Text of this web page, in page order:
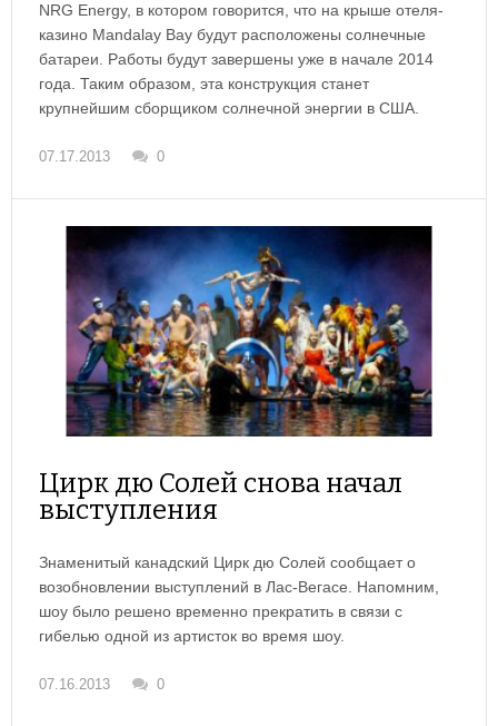
NRG Energy, в котором говорится, что на крыше отеля-
казино Mandalay Bay будут расположены солнечные
батареи. Работы будут завершены уже в начале 2014
года. Таким образом, эта конструкция станет
крупнейшим сборщиком солнечной энергии в США.
07.17.2013 0
Цирк дю Солей снова начал
выступления
Знаменитый канадский Цирк дю Солей сообщает о
возобновлении выступлений в Лас-Вегасе. Напомним,
шоу было решено временно прекратить в связи с
гибелью одной из артисток во время шоу.
07.16.2013 0